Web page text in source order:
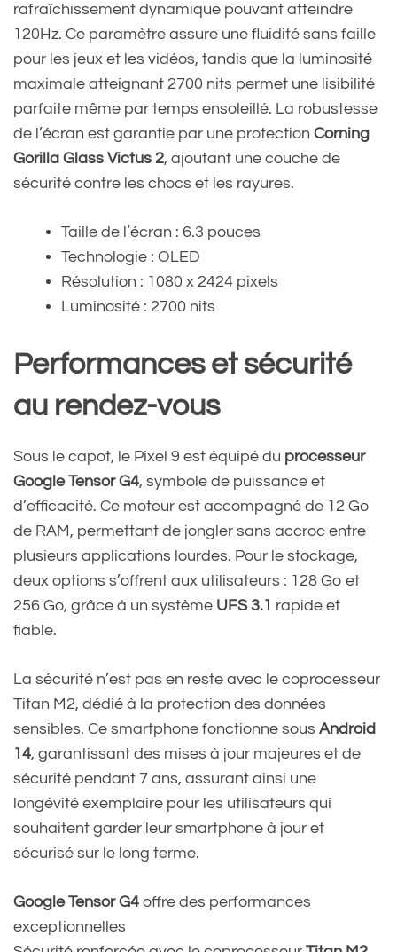
rafraîchissement dynamique pouvant atteindre
120Hz. Ce paramètre assure une fluidité sans faille
pour les jeux et les vidéos, tandis que la luminosité
maximale atteignant 2700 nits permet une lisibilité
parfaite même par temps ensoleillé. La robustesse
de l’écran est garantie par une protection Corning
Gorilla Glass Victus 2, ajoutant une couche de
sécurité contre les chocs et les rayures.
Taille de l’écran : 6.3 pouces
Technologie : OLED
Résolution : 1080 x 2424 pixels
Luminosité : 2700 nits
Performances et sécurité
au rendez-vous
Sous le capot, le Pixel 9 est équipé du processeur
Google Tensor G4, symbole de puissance et
d’efficacité. Ce moteur est accompagné de 12 Go
de RAM, permettant de jongler sans accroc entre
plusieurs applications lourdes. Pour le stockage,
deux options s’offrent aux utilisateurs : 128 Go et
256 Go, grâce à un système UFS 3.1 rapide et
fiable.
La sécurité n’est pas en reste avec le coprocesseur
Titan M2, dédié à la protection des données
sensibles. Ce smartphone fonctionne sous Android
14, garantissant des mises à jour majeures et de
sécurité pendant 7 ans, assurant ainsi une
longévité exemplaire pour les utilisateurs qui
souhaitent garder leur smartphone à jour et
sécurisé sur le long terme.
Google Tensor G4 offre des performances
exceptionnelles